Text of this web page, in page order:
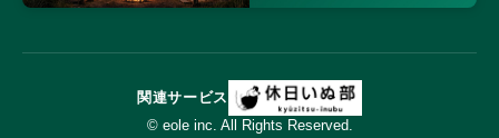
関連サービス
© eole inc. All Rights Reserved.